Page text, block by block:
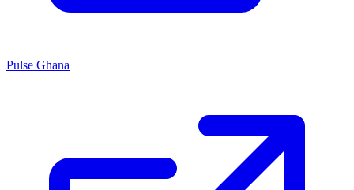
Pulse Ghana